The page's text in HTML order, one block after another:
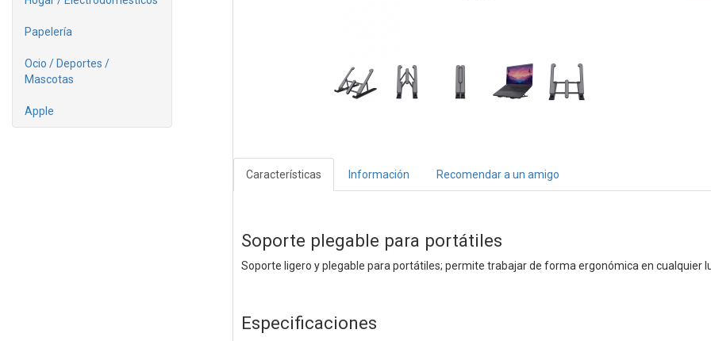
Papelería
Ocio / Deportes /
Mascotas
Apple
Características Información Recomendar a un amigo
Soporte plegable para portátiles
Soporte ligero y plegable para portátiles; permite trabajar de forma ergonómica en cualquier
Especificaciones